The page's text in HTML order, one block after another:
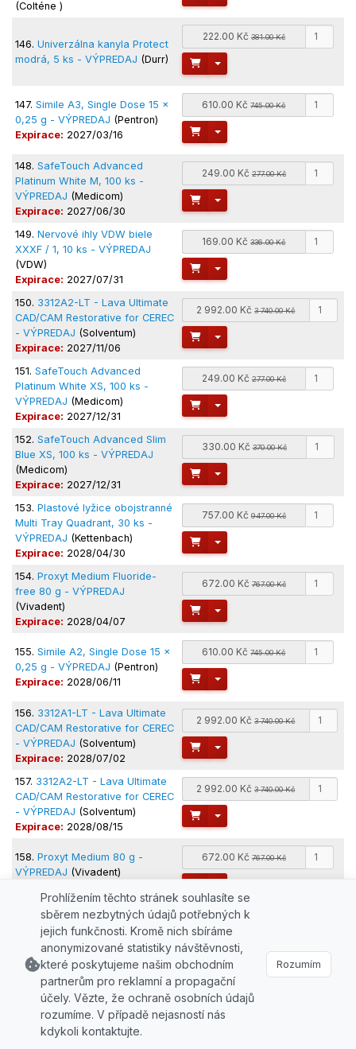
(Colténe )
146. Univerzálna kanyla Protect
modrá, 5 ks - VÝPREDAJ (Durr)
222.00 Kč381.00 Kč
Toggle Dropdown
147. Simile A3, Single Dose 15 x
0,25 g - VÝPREDAJ (Pentron)
Expirace: 2027/03/16
610.00 Kč745.00 Kč
Toggle Dropdown
148. SafeTouch Advanced
Platinum White M, 100 ks -
VÝPREDAJ (Medicom)
Expirace: 2027/06/30
249.00 Kč277.00 Kč
Toggle Dropdown
149. Nervové ihly VDW biele
XXXF / 1, 10 ks - VÝPREDAJ
(VDW)
Expirace: 2027/07/31
169.00 Kč336.00 Kč
Toggle Dropdown
150. 3312A2-LT - Lava Ultimate
CAD/CAM Restorative for CEREC
- VÝPREDAJ (Solventum)
Expirace: 2027/11/06
2 992.00 Kč3 740.00 Kč
Toggle Dropdown
151. SafeTouch Advanced
Platinum White XS, 100 ks -
VÝPREDAJ (Medicom)
Expirace: 2027/12/31
249.00 Kč277.00 Kč
Toggle Dropdown
152. SafeTouch Advanced Slim
Blue XS, 100 ks - VÝPREDAJ
(Medicom)
Expirace: 2027/12/31
330.00 Kč370.00 Kč
Toggle Dropdown
153. Plastové lyžice obojstranné
Multi Tray Quadrant, 30 ks -
VÝPREDAJ (Kettenbach)
Expirace: 2028/04/30
757.00 Kč947.00 Kč
Toggle Dropdown
154. Proxyt Medium Fluoride-
free 80 g - VÝPREDAJ
(Vivadent)
Expirace: 2028/04/07
672.00 Kč767.00 Kč
Toggle Dropdown
155. Simile A2, Single Dose 15 x
0,25 g - VÝPREDAJ (Pentron)
Expirace: 2028/06/11
610.00 Kč745.00 Kč
Toggle Dropdown
156. 3312A1-LT - Lava Ultimate
CAD/CAM Restorative for CEREC
- VÝPREDAJ (Solventum)
Expirace: 2028/07/02
2 992.00 Kč3 740.00 Kč
Toggle Dropdown
157. 3312A2-LT - Lava Ultimate
CAD/CAM Restorative for CEREC
- VÝPREDAJ (Solventum)
Expirace: 2028/08/15
2 992.00 Kč3 740.00 Kč
Toggle Dropdown
158. Proxyt Medium 80 g -
VÝPREDAJ (Vivadent)
672.00 Kč767.00 Kč
Toggle Dropdown
3314A1-LT - Lava Ultimate
CAD/CAM Restorative for CEREC
- VÝPREDAJ(Solventum)
Expirace:2028/12/02
2 992.00 Kč
Toggle Dropdown
3314A2-LT - Lava Ultimate
CAD/CAM Restorative for CEREC
- VÝPREDAJ(Solventum)
Expirace:2028/12/26
2 992.00 Kč
Toggle Dropdown
Prohlížením těchto stránek souhlasíte se
sběrem nezbytných údajů potřebných k
jejich funkčnosti. Kromě nich sbíráme
anonymizované statistiky návštěvnosti,
které poskytujeme našim obchodním
partnerům pro reklamní a propagační
účely. Vězte, že ochraně osobních údajů
rozumíme. V případě nejasností nás
kdykoli kontaktujte.
Rozumím